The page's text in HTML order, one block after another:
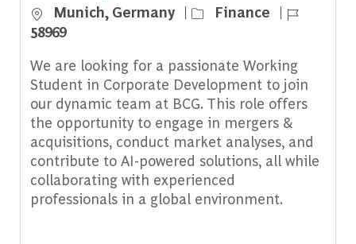
Location
Munich, Germany Category
Finance
Job Id
58969
We are looking for a passionate Working
Student in Corporate Development to join
our dynamic team at BCG. This role offers
the opportunity to engage in mergers &
acquisitions, conduct market analyses, and
contribute to AI-powered solutions, all while
collaborating with experienced
professionals in a global environment.